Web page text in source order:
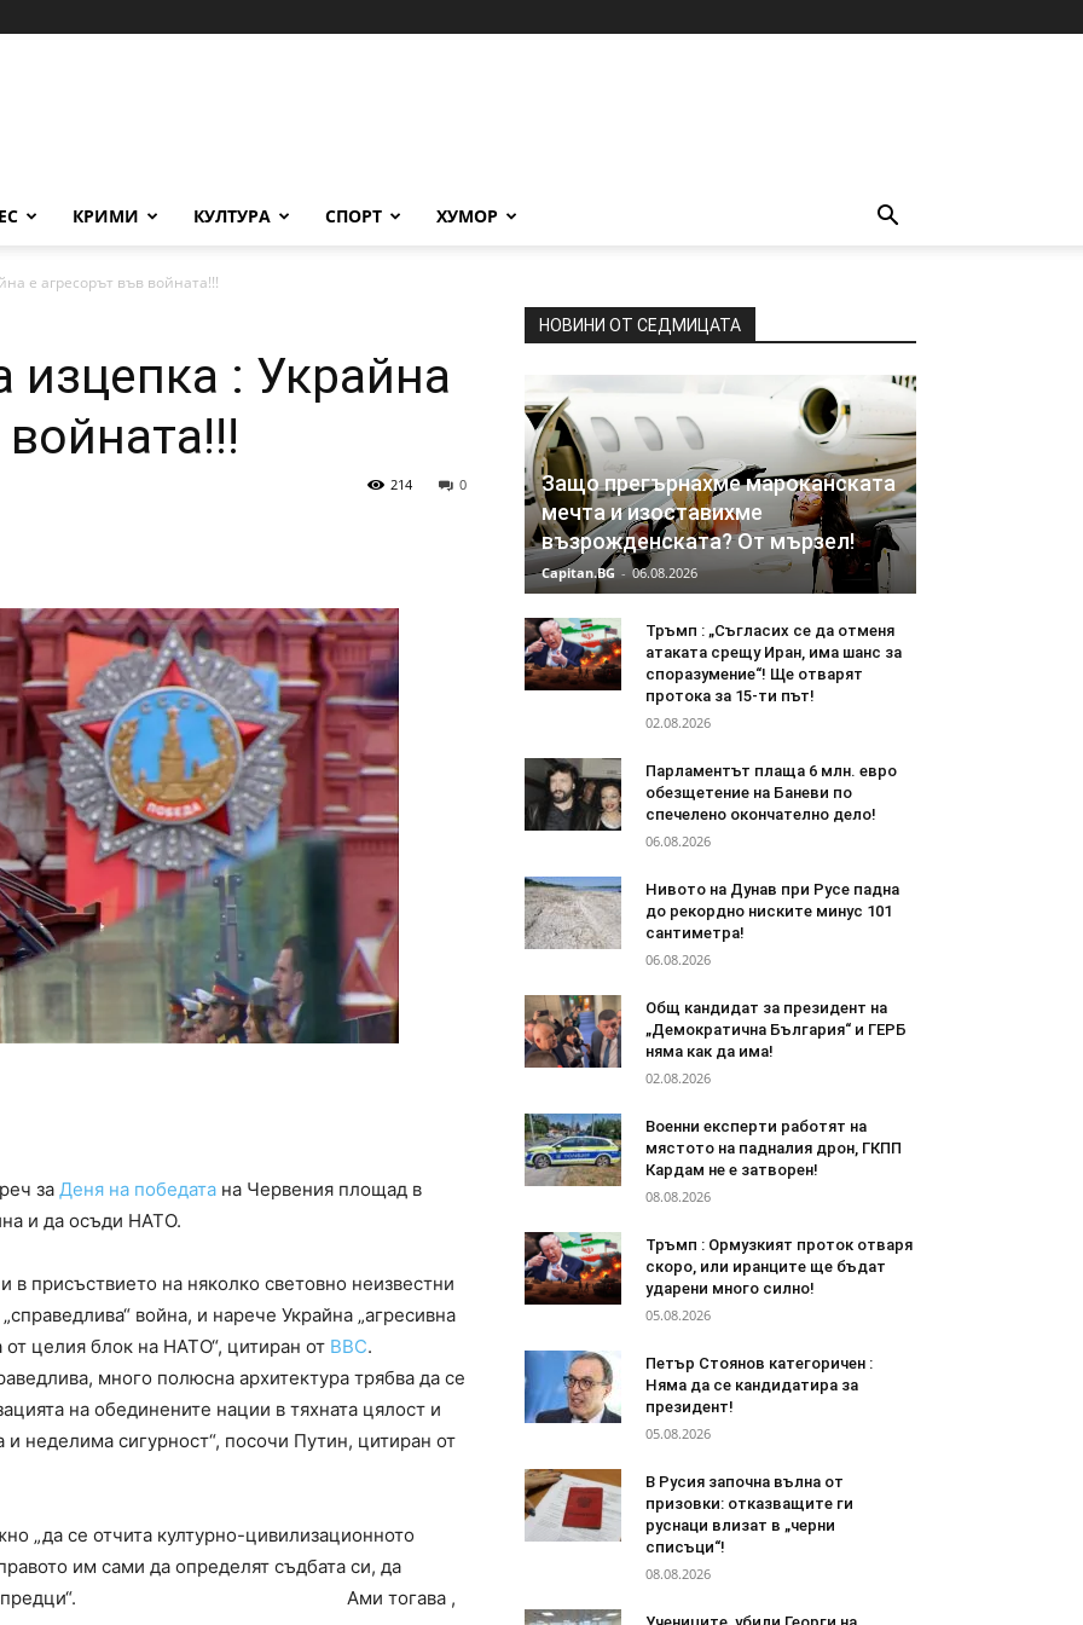
КРИМИ КУЛТУРА СПОРТ ХУМОР
е агресорът във войната!!!
изцепка : Украйна
0
214
за Деня на победата на Червения площад в
и да осъди НАТО.
присъствието на няколко световно неизвестни
война, и нарече Украйна „агресивна
от целия блок на НАТО“, цитиран от ВВС.
много полюсна архитектура трябва да се
на обединените нации в тяхната цялост и
неделима сигурност“, посочи Путин, цитиран от
„да се отчита културно-цивилизационното
им сами да определят съдбата си, да
на своите предци“. Ами тогава ,
НОВИНИ ОТ СЕДМИЦАТА
Защо прегърнахме мароканската
мечта и изоставихме
възрожденската? От мързел!
Capitan.BG - 06.08.2026
Тръмп : „Съгласих се да отменя
атаката срещу Иран, има шанс за
споразумение“! Ще отварят
протока за 15-ти път!
02.08.2026
Парламентът плаща 6 млн. евро
обезщетение на Баневи по
спечелено окончателно дело!
06.08.2026
Нивото на Дунав при Русе падна
до рекордно ниските минус 101
сантиметра!
06.08.2026
Общ кандидат за президент на
„Демократична България“ и ГЕРБ
няма как да има!
02.08.2026
Военни експерти работят на
мястото на падналия дрон, ГКПП
Кардам не е затворен!
08.08.2026
Тръмп : Ормузкият проток отваря
скоро, или иранците ще бъдат
ударени много силно!
05.08.2026
Петър Стоянов категоричен :
Няма да се кандидатира за
президент!
05.08.2026
В Русия започна вълна от
призовки: отказващите ги
руснаци влизат в „черни
списъци“!
08.08.2026